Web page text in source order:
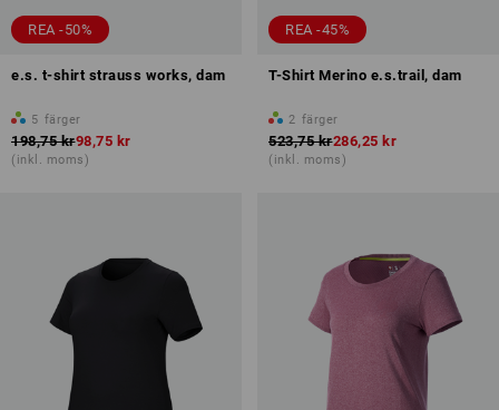
REA -50%
e.s. t-shirt strauss works, dam
5 färger
198,75 kr98,75 kr
(inkl. moms)
REA -45%
T-Shirt Merino e.s.trail, dam
2 färger
523,75 kr286,25 kr
(inkl. moms)